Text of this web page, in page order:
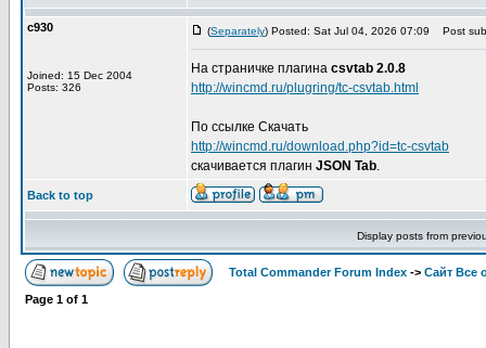
c930
Joined: 15 Dec 2004
Posts: 326
(Separately) Posted: Sat Jul 04, 2026 07:09 Post
На страничке плагина csvtab 2.0.8
http://wincmd.ru/plugring/tc-csvtab.html
По ссылке Скачать
http://wincmd.ru/download.php?id=tc-csvtab
скачивается плагин JSON Tab.
Back to top
Display posts from
Total Commander Forum Index -> Сайт Все
Page 1 of 1